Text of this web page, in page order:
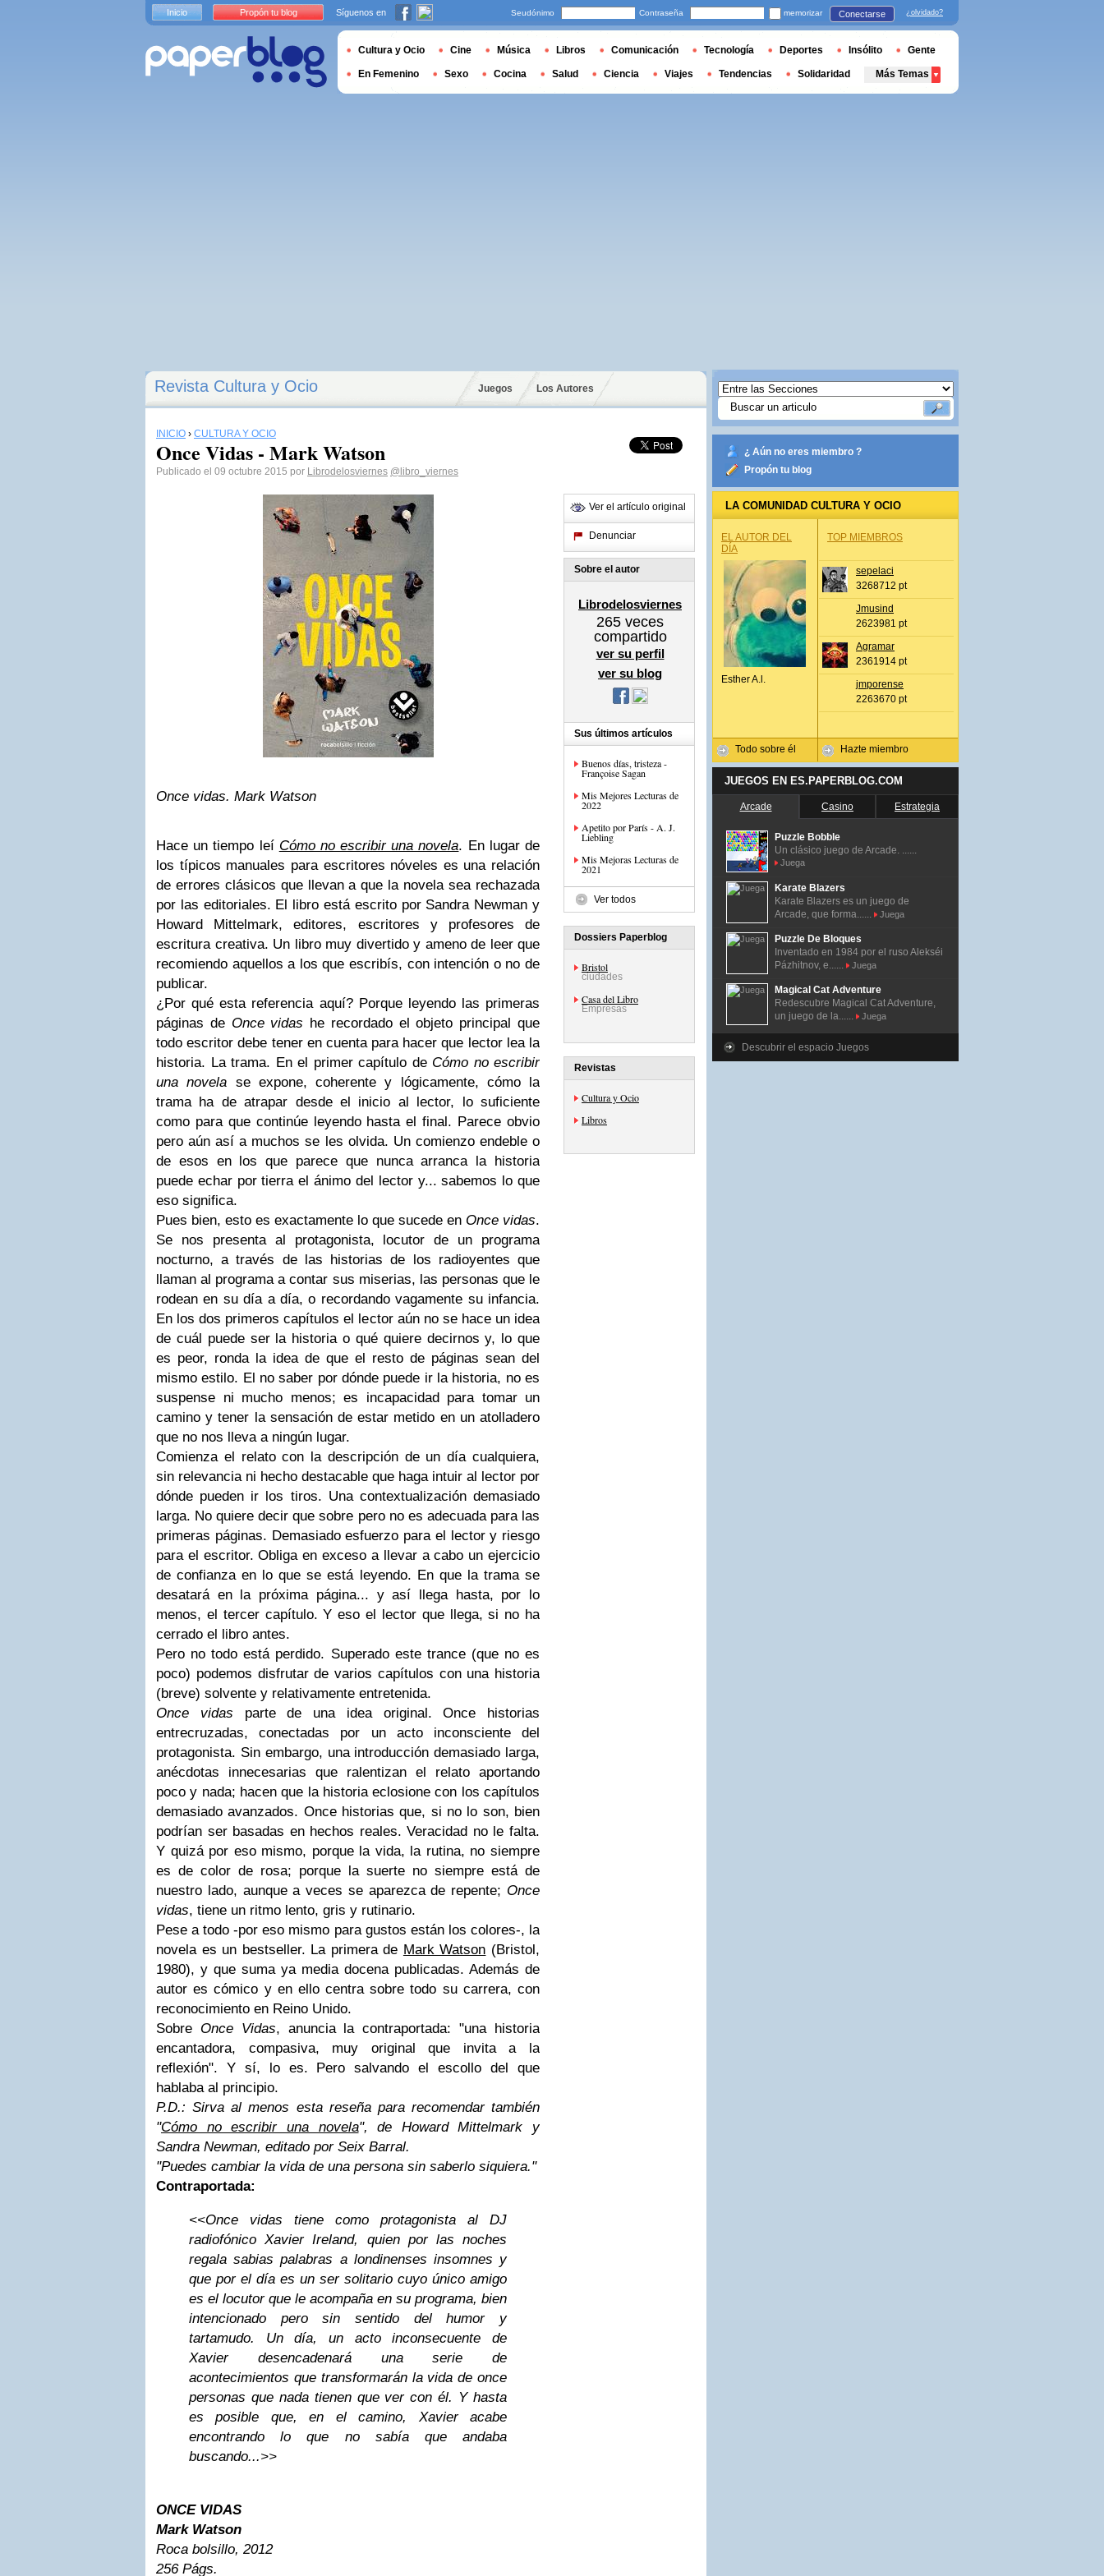
Revista Cultura y Ocio Juegos Los Autores
INICIO › CULTURA Y OCIO
Once Vidas - Mark Watson
Publicado el 09 octubre 2015 por Librodelosviernes @libro_viernes
Once vidas. Mark Watson
Hace un tiempo leí Cómo no escribir una novela. En lugar de
los típicos manuales para escritores nóveles es una relación
de errores clásicos que llevan a que la novela sea rechazada
por las editoriales. El libro está escrito por Sandra Newman y
Howard Mittelmark, editores, escritores y profesores de
escritura creativa. Un libro muy divertido y ameno de leer que
recomiendo aquellos a los que escribís, con intención o no de
publicar.
¿Por qué esta referencia aquí? Porque leyendo las primeras
páginas de Once vidas he recordado el objeto principal que
todo escritor debe tener en cuenta para hacer que lector lea la
historia. La trama. En el primer capítulo de Cómo no escribir
una novela se expone, coherente y lógicamente, cómo la
trama ha de atrapar desde el inicio al lector, lo suficiente
como para que continúe leyendo hasta el final. Parece obvio
pero aún así a muchos se les olvida. Un comienzo endeble o
de esos en los que parece que nunca arranca la historia
puede echar por tierra el ánimo del lector y... sabemos lo que
eso significa.
Pues bien, esto es exactamente lo que sucede en Once vidas.
Se nos presenta al protagonista, locutor de un programa
nocturno, a través de las historias de los radioyentes que
llaman al programa a contar sus miserias, las personas que le
rodean en su día a día, o recordando vagamente su infancia.
En los dos primeros capítulos el lector aún no se hace un idea
de cuál puede ser la historia o qué quiere decirnos y, lo que
es peor, ronda la idea de que el resto de páginas sean del
mismo estilo. El no saber por dónde puede ir la historia, no es
suspense ni mucho menos; es incapacidad para tomar un
camino y tener la sensación de estar metido en un atolladero
que no nos lleva a ningún lugar.
Comienza el relato con la descripción de un día cualquiera,
sin relevancia ni hecho destacable que haga intuir al lector por
dónde pueden ir los tiros. Una contextualización demasiado
larga. No quiere decir que sobre pero no es adecuada para las
primeras páginas. Demasiado esfuerzo para el lector y riesgo
para el escritor. Obliga en exceso a llevar a cabo un ejercicio
de confianza en lo que se está leyendo. En que la trama se
desatará en la próxima página... y así llega hasta, por lo
menos, el tercer capítulo. Y eso el lector que llega, si no ha
cerrado el libro antes.
Pero no todo está perdido. Superado este trance (que no es
poco) podemos disfrutar de varios capítulos con una historia
(breve) solvente y relativamente entretenida.
Once vidas parte de una idea original. Once historias
entrecruzadas, conectadas por un acto inconsciente del
protagonista. Sin embargo, una introducción demasiado larga,
anécdotas innecesarias que ralentizan el relato aportando
poco y nada; hacen que la historia eclosione con los capítulos
demasiado avanzados. Once historias que, si no lo son, bien
podrían ser basadas en hechos reales. Veracidad no le falta.
Y quizá por eso mismo, porque la vida, la rutina, no siempre
es de color de rosa; porque la suerte no siempre está de
nuestro lado, aunque a veces se aparezca de repente; Once
vidas, tiene un ritmo lento, gris y rutinario.
Pese a todo -por eso mismo para gustos están los colores-, la
novela es un bestseller. La primera de Mark Watson (Bristol,
1980), y que suma ya media docena publicadas. Además de
autor es cómico y en ello centra sobre todo su carrera, con
reconocimiento en Reino Unido.
Sobre Once Vidas, anuncia la contraportada: "una historia
encantadora, compasiva, muy original que invita a la
reflexión". Y sí, lo es. Pero salvando el escollo del que
hablaba al principio.
P.D.: Sirva al menos esta reseña para recomendar también
"Cómo no escribir una novela", de Howard Mittelmark y
Sandra Newman, editado por Seix Barral.
"Puedes cambiar la vida de una persona sin saberlo siquiera."
Contraportada:
<<Once vidas tiene como protagonista al DJ
radiofónico Xavier Ireland, quien por las noches
regala sabias palabras a londinenses insomnes y
que por el día es un ser solitario cuyo único amigo
es el locutor que le acompaña en su programa, bien
intencionado pero sin sentido del humor y
tartamudo. Un día, un acto inconsecuente de
Xavier desencadenará una serie de
acontecimientos que transformarán la vida de once
personas que nada tienen que ver con él. Y hasta
es posible que, en el camino, Xavier acabe
encontrando lo que no sabía que andaba
buscando...>>
ONCE VIDAS
Mark Watson
Roca bolsillo, 2012
256 Págs.
Ver el artículo original
Denunciar
Sobre el autor
Librodelosviernes
265 veces
compartido
ver su perfil
ver su blog
Sus últimos artículos
Buenos días, tristeza -
Françoise Sagan
Mis Mejores Lecturas de
2022
Apetito por París - A. J.
Liebling
Mis Mejoras Lecturas de
2021
Ver todos
Dossiers Paperblog
Bristol
ciudades
Casa del Libro
Empresas
Revistas
Cultura y Ocio
Libros
¿ Aún no eres miembro ?
Propón tu blog
LA COMUNIDAD CULTURA Y OCIO
EL AUTOR DEL
DÍA
Esther A.l.
Todo sobre él
TOP MIEMBROS
sepelaci
3268712 pt
Jmusind
2623981 pt
Agramar
2361914 pt
jmporense
2263670 pt
Hazte miembro
JUEGOS EN ES.PAPERBLOG.COM
Arcade Casino Estrategia
Puzzle Bobble
Un clásico juego de Arcade. ......
Juega
Karate Blazers
Karate Blazers es un juego de
Arcade, que forma......
Juega
Puzzle De Bloques
Inventado en 1984 por el ruso Alekséi
Pázhitnov, e......
Juega
Magical Cat Adventure
Redescubre Magical Cat Adventure,
un juego de la......
Juega
Descubrir el espacio Juegos
Inicio Propón tu blog Síguenos en Seudónimo Contraseña memorizar Conectarse ¿olvidado?
Cultura y Ocio Cine Música Libros Comunicación Tecnología Deportes Insólito Gente
En Femenino Sexo Cocina Salud Ciencia Viajes Tendencias Solidaridad Más Temas